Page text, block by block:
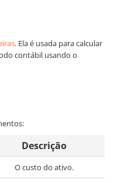
. Ela é usada para calcular
contábil usando o
Descrição
O custo do ativo.